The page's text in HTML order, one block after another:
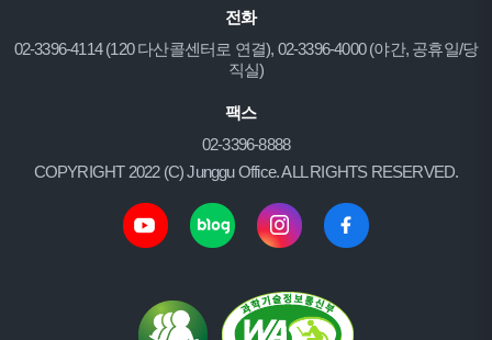
전화
02-3396-4114 (120 다산콜센터로 연결), 02-3396-4000 (야간, 공휴일/당
직실)
팩스
02-3396-8888
COPYRIGHT 2022 (C) Junggu Office. ALL RIGHTS RESERVED.